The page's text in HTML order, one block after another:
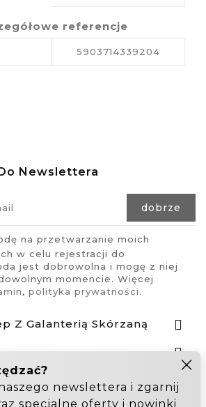
referencje
5903714339204
Newslettera
na przetwarzanie moich
w celu rejestracji do
jest dobrowolna i mogę z niej
momencie. Więcej
, polityka prywatności.
Z Galanterią Skórzaną 


tutaj